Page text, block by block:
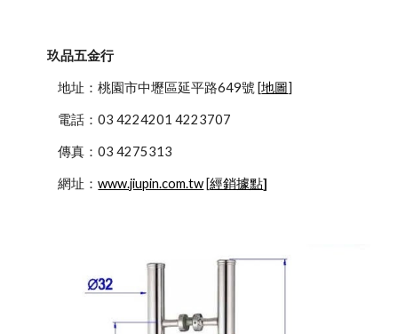
玖品五金行
            地址：桃園市中壢區延平路649號 [
地圖]
            電話：03 4224201 4223707
            傳真：03 4275313
            網址：
www.jiupin.com.tw [經銷據點]